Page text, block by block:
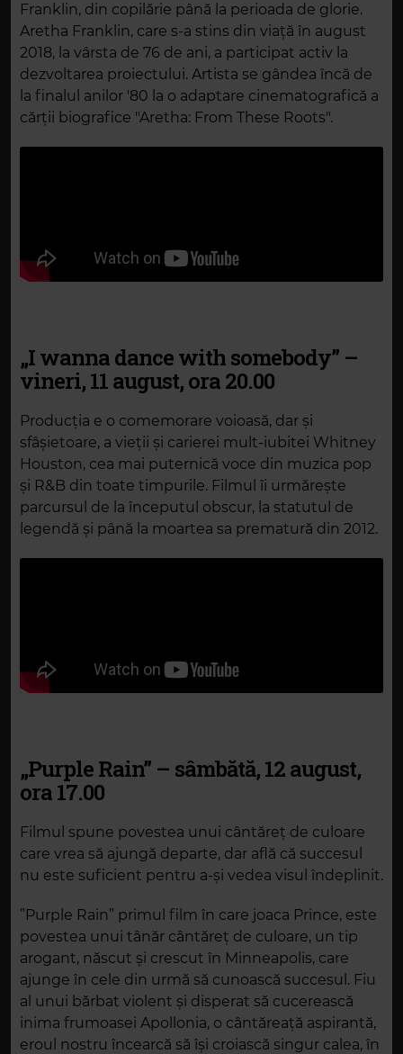
Franklin, din copilărie până la perioada de glorie.
Aretha Franklin, care s-a stins din viață în august
2018, la vârsta de 76 de ani, a participat activ la
dezvoltarea proiectului. Artista se gândea încă de
la finalul anilor '80 la o adaptare cinematografică a
cărţii biografice "Aretha: From These Roots".
„I wanna dance with somebody” –
vineri, 11 august, ora 20.00
Producția e o comemorare voioasă, dar și
sfâșietoare, a vieții și carierei mult-iubitei Whitney
Houston, cea mai puternică voce din muzica pop
și R&B din toate timpurile. Filmul îi urmărește
parcursul de la începutul obscur, la statutul de
legendă și până la moartea sa prematură din 2012.
„Purple Rain” – sâmbătă, 12 august,
ora 17.00
Filmul spune povestea unui cântăreț de culoare
care vrea să ajungă departe, dar află că succesul
nu este suficient pentru a-și vedea visul îndeplinit.
”Purple Rain” primul film în care joaca Prince, este
povestea unui tânăr cântăreț de culoare, un tip
arogant, născut și crescut în Minneapolis, care
ajunge în cele din urmă să cunoască succesul. Fiu
al unui bărbat violent și disperat să cucerească
inima frumoasei Apollonia, o cântăreață aspirantă,
eroul nostru încearcă să își croiască singur calea, în